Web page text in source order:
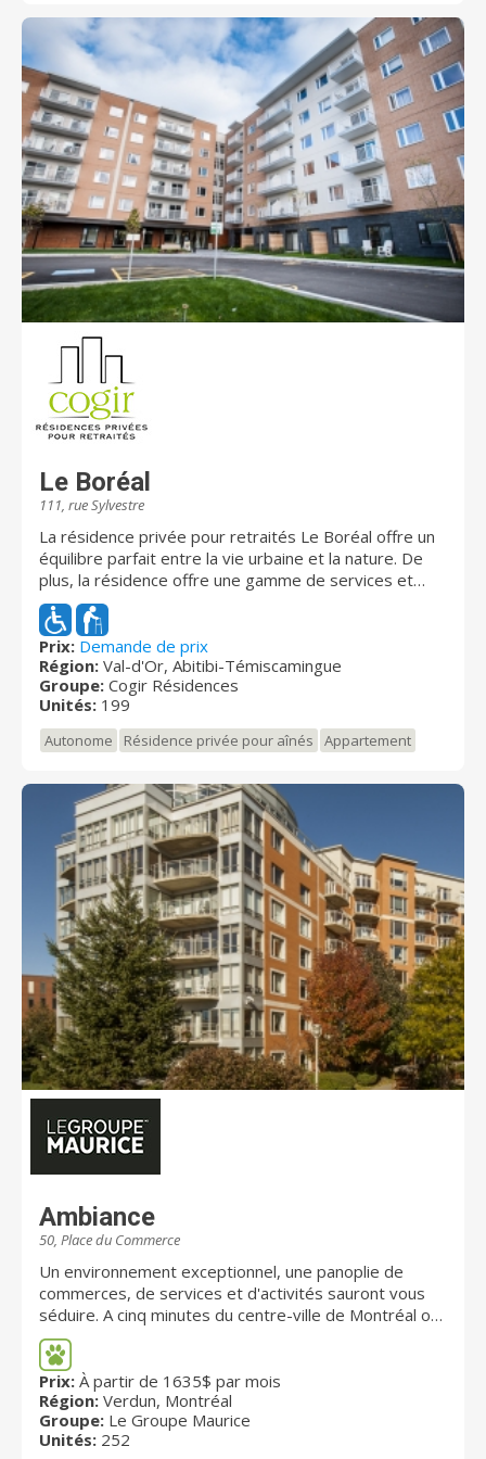
Le Boréal
111, rue Sylvestre
La résidence privée pour retraités Le Boréal offre un
équilibre parfait entre la vie urbaine et la nature. De
plus, la résidence offre une gamme de services et
d'équipements pour assurer le confort et le bien-être
des résidents. En somme, c'est l'endroit idéal pour
profiter pleinement de votre retraite!
Prix: Demande de prix
Région: Val-d'Or, Abitibi-Témiscamingue
Groupe: Cogir Résidences
Unités: 199
Autonome Résidence privée pour aînés Appartement
Ambiance
50, Place du Commerce
Un environnement exceptionnel, une panoplie de
commerces, de services et d'activités sauront vous
séduire. A cinq minutes du centre-ville de Montréal où
les musées, les cinémas et les boutiques vous
attendent, vous profiterez de cet écrin exceptionnel
pour votre plus grand bonheur… un oasis de paix et
de tranquillité ! Ambiance Île des Sœurs propose plus
de 252 unités d'habitation conçues pour offrir une
qualité de vie incomparable.
Prix: À partir de 1635$ par mois
Région: Verdun, Montréal
Groupe: Le Groupe Maurice
Unités: 252